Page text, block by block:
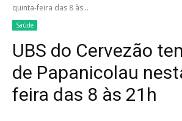
quinta-feira das 8 às...
Saúde
UBS do Cervezão
de Papanicolau
feira das 8 às 21h